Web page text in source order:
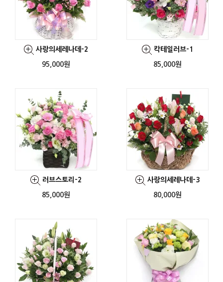
사랑의세레나데-2
95,000원
칵테일러브-1
85,000원
러브스토리-2
85,000원
사랑의세레나데-3
80,000원